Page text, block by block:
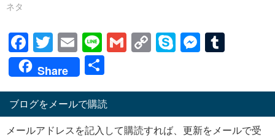
ネタ
Facebook
Twitter
EmailLineGmailCopySkype
Share
ブログをメールで購読
メールアドレスを記入して購読すれば、更新をメールで受